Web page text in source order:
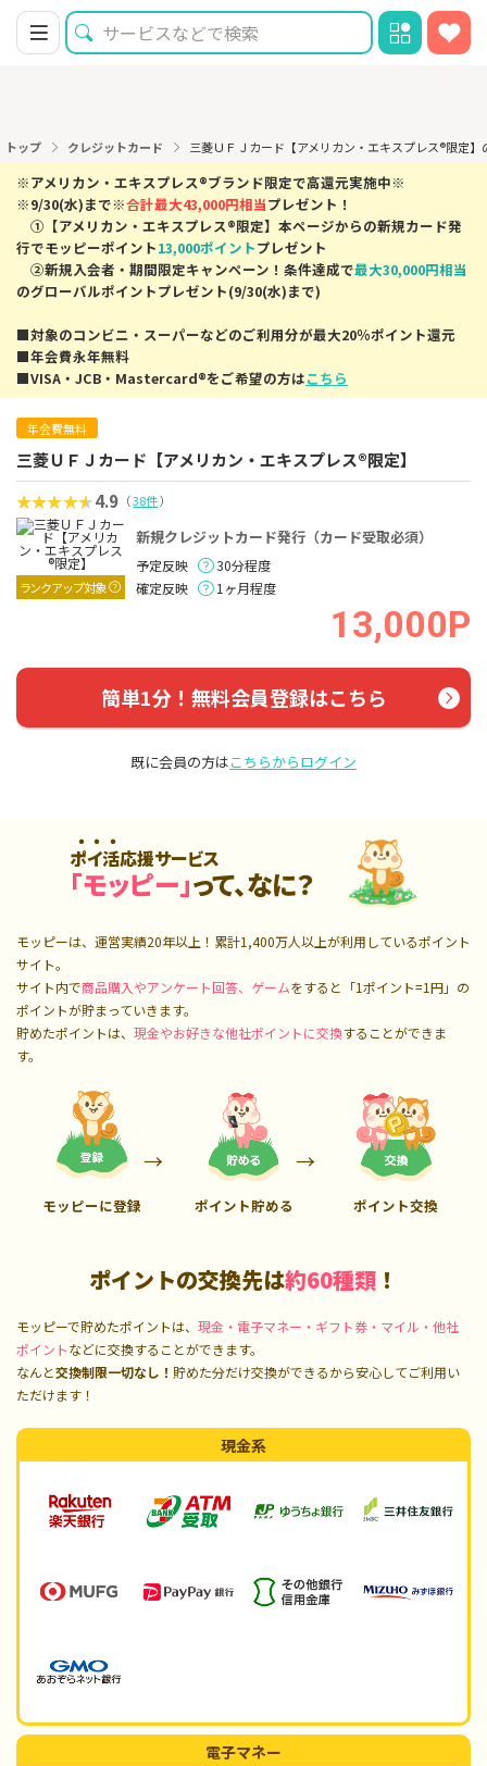
トップ クレジットカード 三菱ＵＦＪカード【アメリカン・エキスプレス®限定】
※アメリカン・エキスプレス®ブランド限定で高還元実施中※
※9/30(水)まで※合計最大43,000円相当プレゼント！
①【アメリカン・エキスプレス®限定】本ページからの新規カード発
行でモッピーポイント13,000ポイントプレゼント
②新規入会者・期間限定キャンペーン！条件達成で最大30,000円相当
のグローバルポイントプレゼント(9/30(水)まで)
■対象のコンビニ・スーパーなどのご利用分が最大20％ポイント還元
■年会費永年無料
■VISA・JCB・Mastercard®をご希望の方はこちら
年会費無料
三菱ＵＦＪカード【アメリカン・エキスプレス®限定】
4.9 （38件）
ランクアップ対象
新規クレジットカード発行（カード受取必須）
予定反映
30分程度
確定反映
1ヶ月程度
13,000P
簡単1分！無料会員登録はこちら
既に会員の方はこちらからログイン
ポイ活応援サービス
「モッピー」って、なに？
モッピーは、運営実績20年以上！累計1,400万人以上が利用しているポイント
サイト。
サイト内で商品購入やアンケート回答、ゲームをすると「1ポイント=1円」の
ポイントが貯まっていきます。
貯めたポイントは、 現金やお好きな他社ポイントに交換することができま
す。
モッピーに登録 ポイント貯める ポイント交換
ポイントの交換先は約60種類 ！
モッピーで貯めたポイントは、 現金・電子マネー・ギフト券・マイル・他社
ポイントなどに交換することができます。
なんと交換制限一切なし！ 貯めた分だけ交換ができるから安心してご利用い
ただけます！
現金系
電子マネー